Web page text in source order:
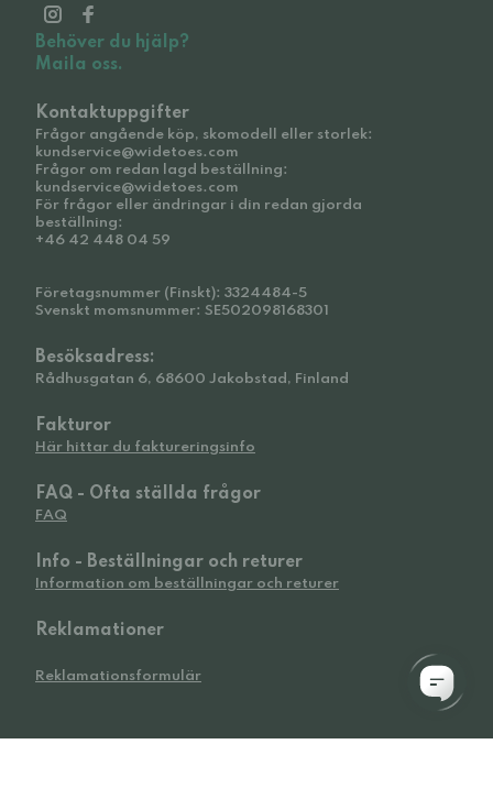
Behöver du hjälp?
Maila oss.
Kontaktuppgifter
Frågor angående köp, skomodell eller storlek:
kundservice@widetoes.com
Frågor om redan lagd beställning:
kundservice@widetoes.com
För frågor eller ändringar i din redan gjorda
beställning:
+46 42 448 04 59
Företagsnummer (Finskt): 3324484-5
Svenskt momsnummer: SE502098168301
Besöksadress:
Rådhusgatan 6, 68600 Jakobstad, Finland
Fakturor
Här hittar du faktureringsinfo
FAQ - Ofta ställda frågor
FAQ
Info - Beställningar och returer
Information om beställningar och returer
Reklamationer
Reklamationsformulär